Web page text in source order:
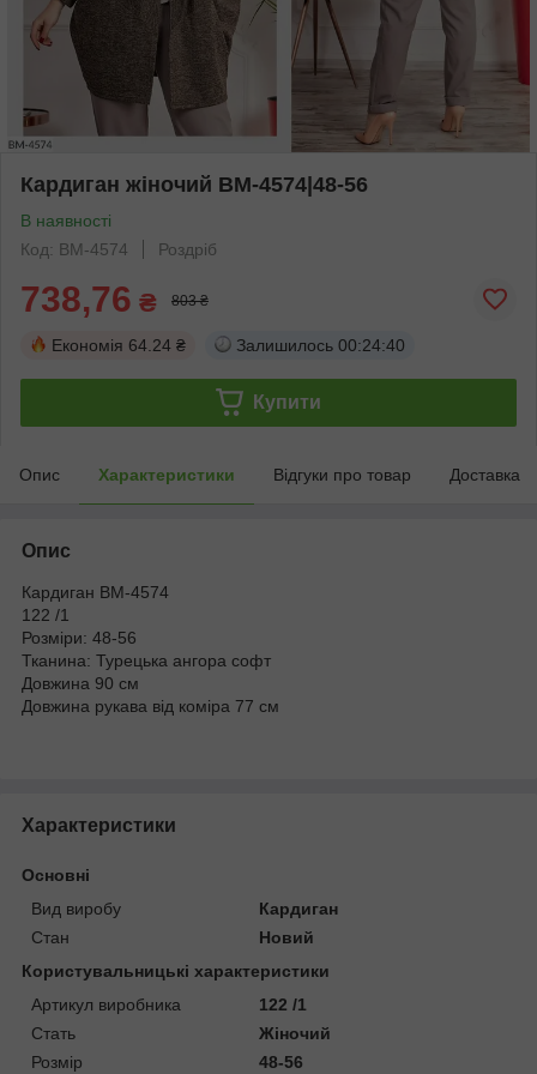
Кардиган жіночий BM-4574|48-56
В наявності
Код: BM-4574
Роздріб
738,76 ₴ 803 ₴
Економія 64.24 ₴ Залишилось 00:24:40
Купити
Опис Характеристики Відгуки про товар Доставка
Опис
Кардиган BM-4574
122 /1
Розмiри: 48-56
Тканина: Турецька ангора софт
Довжина 90 см
Довжина рукава від коміра 77 см
Характеристики
Основні
Вид виробу
Кардиган
Стан
Новий
Користувальницькі характеристики
Артикул виробника
122 /1
Стать
Жіночий
Розмір
48-56